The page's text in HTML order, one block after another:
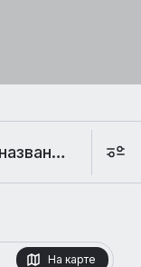
На карте